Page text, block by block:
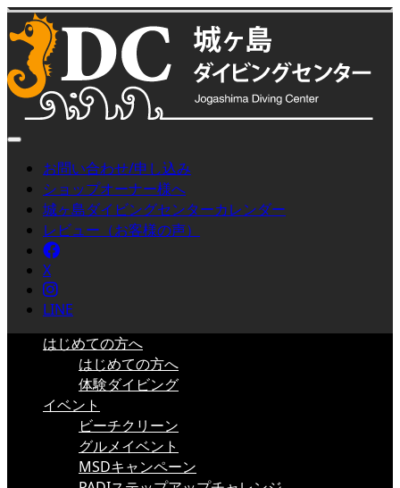
お問い合わせ/申し込み
ショップオーナー様へ
城ヶ島ダイビングセンターカレンダー
レビュー（お客様の声）
Facebook
X
Instagram
LINE
はじめての方へ
はじめての方へ
体験ダイビング
イベント
ビーチクリーン
グルメイベント
MSDキャンペーン